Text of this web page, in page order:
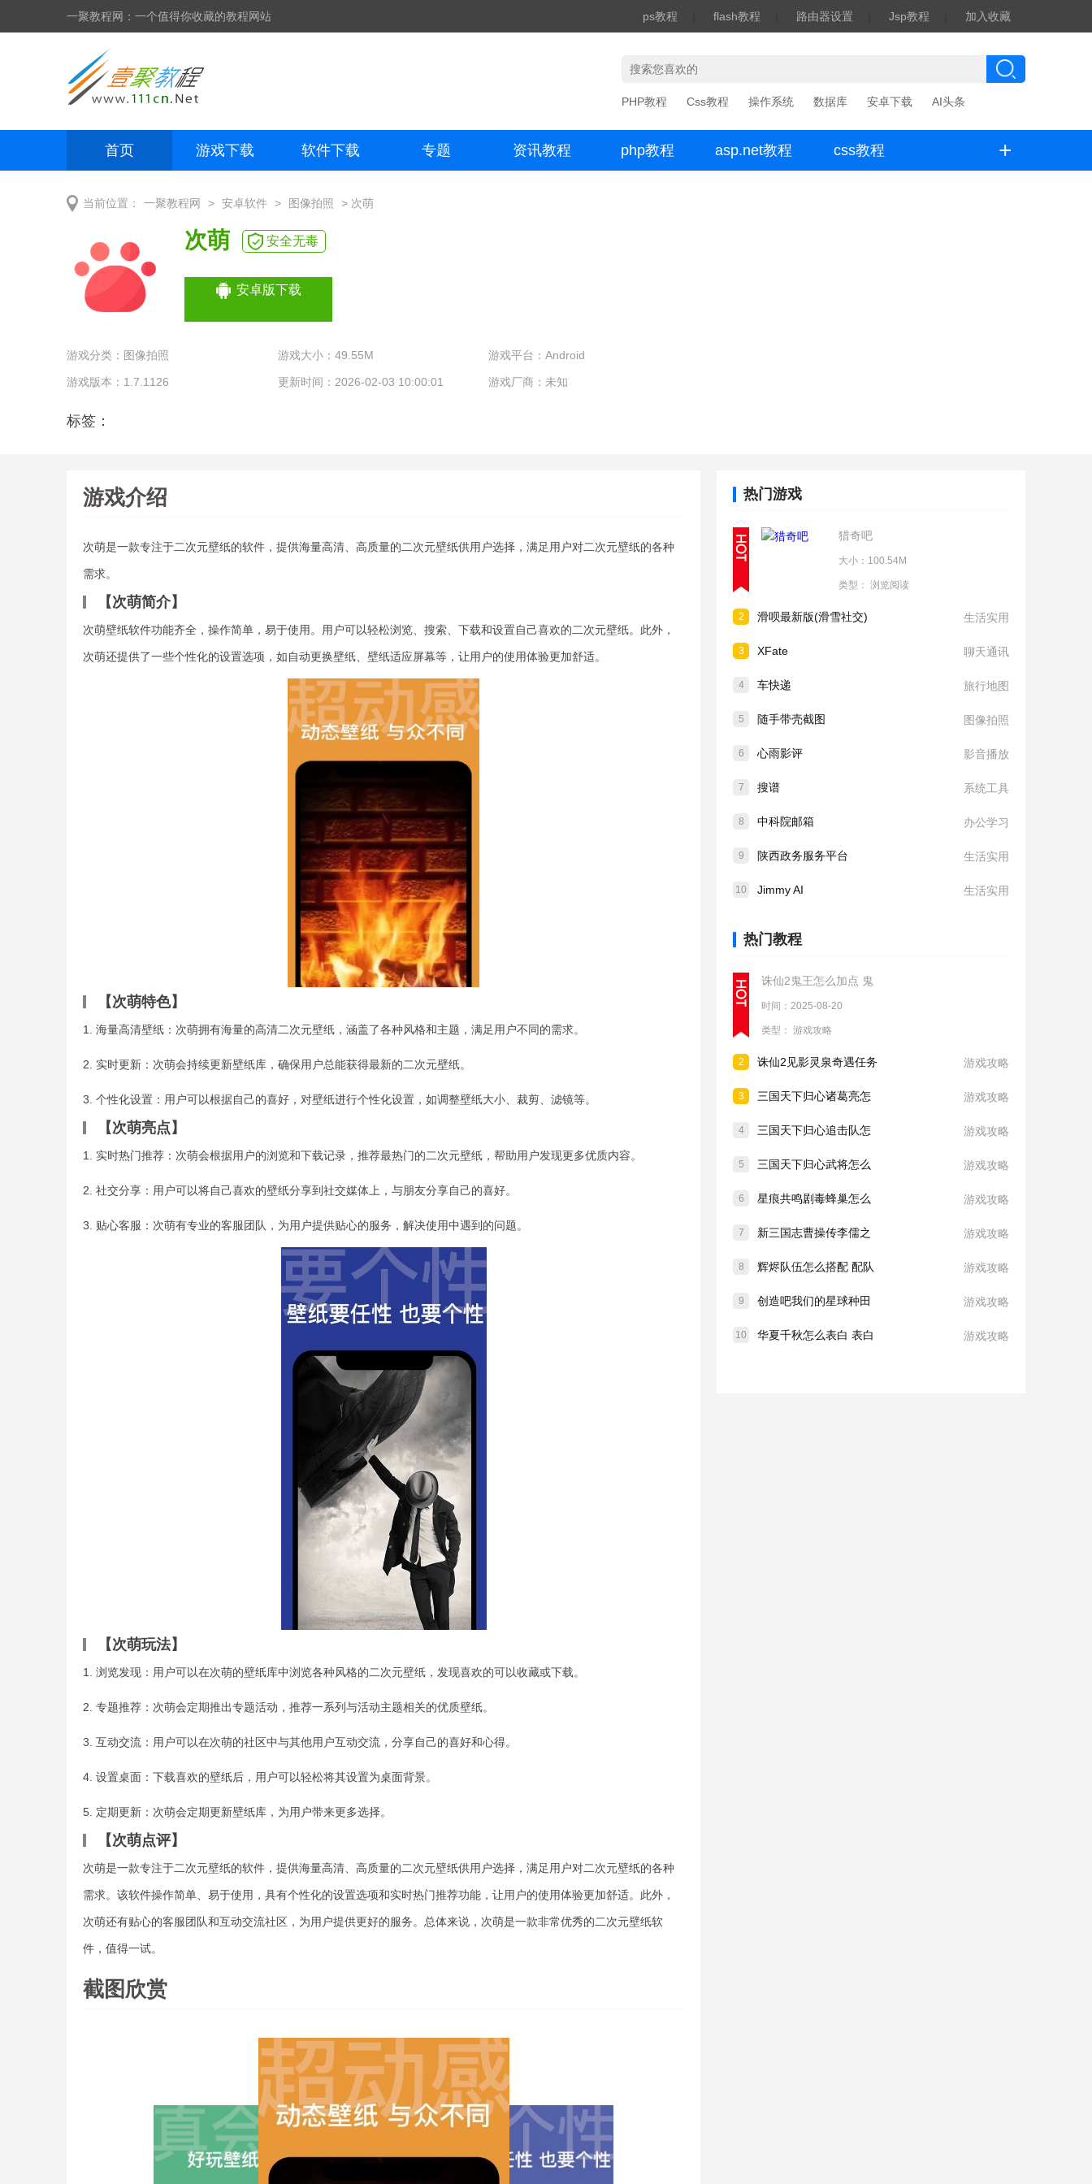
一聚教程网：一个值得你收藏的教程网站 ps教程 flash教程 路由器设置 Jsp教程 加入收藏
PHP教程 Css教程 操作系统 数据库 安卓下载 AI头条
首页 游戏下载 软件下载 专题 资讯教程 php教程 asp.net教程 css教程 +
当前位置： 一聚教程网 > 安卓软件 > 图像拍照 > 次萌
次萌 安全无毒
安卓版下载
游戏分类： 图像拍照 游戏大小：49.55M 游戏平台：Android
游戏版本：1.7.1126 更新时间：2026-02-03 10:00:01 游戏厂商：未知
标签：
游戏介绍
次萌是一款专注于二次元壁纸的软件，提供海量高清、高质量的二次元壁纸供用户选择，满足用户对二次元壁纸的各种
需求。
【次萌简介】
次萌壁纸软件功能齐全，操作简单，易于使用。用户可以轻松浏览、搜索、下载和设置自己喜欢的二次元壁纸。此外，
次萌还提供了一些个性化的设置选项，如自动更换壁纸、壁纸适应屏幕等，让用户的使用体验更加舒适。
【次萌特色】
1. 海量高清壁纸：次萌拥有海量的高清二次元壁纸，涵盖了各种风格和主题，满足用户不同的需求。
2. 实时更新：次萌会持续更新壁纸库，确保用户总能获得最新的二次元壁纸。
3. 个性化设置：用户可以根据自己的喜好，对壁纸进行个性化设置，如调整壁纸大小、裁剪、滤镜等。
【次萌亮点】
1. 实时热门推荐：次萌会根据用户的浏览和下载记录，推荐最热门的二次元壁纸，帮助用户发现更多优质内容。
2. 社交分享：用户可以将自己喜欢的壁纸分享到社交媒体上，与朋友分享自己的喜好。
3. 贴心客服：次萌有专业的客服团队，为用户提供贴心的服务，解决使用中遇到的问题。
【次萌玩法】
1. 浏览发现：用户可以在次萌的壁纸库中浏览各种风格的二次元壁纸，发现喜欢的可以收藏或下载。
2. 专题推荐：次萌会定期推出专题活动，推荐一系列与活动主题相关的优质壁纸。
3. 互动交流：用户可以在次萌的社区中与其他用户互动交流，分享自己的喜好和心得。
4. 设置桌面：下载喜欢的壁纸后，用户可以轻松将其设置为桌面背景。
5. 定期更新：次萌会定期更新壁纸库，为用户带来更多选择。
【次萌点评】
次萌是一款专注于二次元壁纸的软件，提供海量高清、高质量的二次元壁纸供用户选择，满足用户对二次元壁纸的各种
需求。该软件操作简单、易于使用，具有个性化的设置选项和实时热门推荐功能，让用户的使用体验更加舒适。此外，
次萌还有贴心的客服团队和互动交流社区，为用户提供更好的服务。总体来说，次萌是一款非常优秀的二次元壁纸软
件，值得一试。
截图欣赏
热门游戏
猎奇吧
大小：100.54M
类型： 浏览阅读
2 滑呗最新版(滑雪社交) 生活实用
3 XFate 聊天通讯
4 车快递 旅行地图
5 随手带壳截图 图像拍照
6 心雨影评 影音播放
7 搜谱 系统工具
8 中科院邮箱 办公学习
9 陕西政务服务平台 生活实用
10 Jimmy AI 生活实用
热门教程
诛仙2鬼王怎么加点 鬼
时间：2025-08-20
类型： 游戏攻略
2 诛仙2见影灵泉奇遇任务 游戏攻略
3 三国天下归心诸葛亮怎 游戏攻略
4 三国天下归心追击队怎 游戏攻略
5 三国天下归心武将怎么 游戏攻略
6 星痕共鸣剧毒蜂巢怎么 游戏攻略
7 新三国志曹操传李儒之 游戏攻略
8 辉烬队伍怎么搭配 配队 游戏攻略
9 创造吧我们的星球种田 游戏攻略
10 华夏千秋怎么表白 表白 游戏攻略